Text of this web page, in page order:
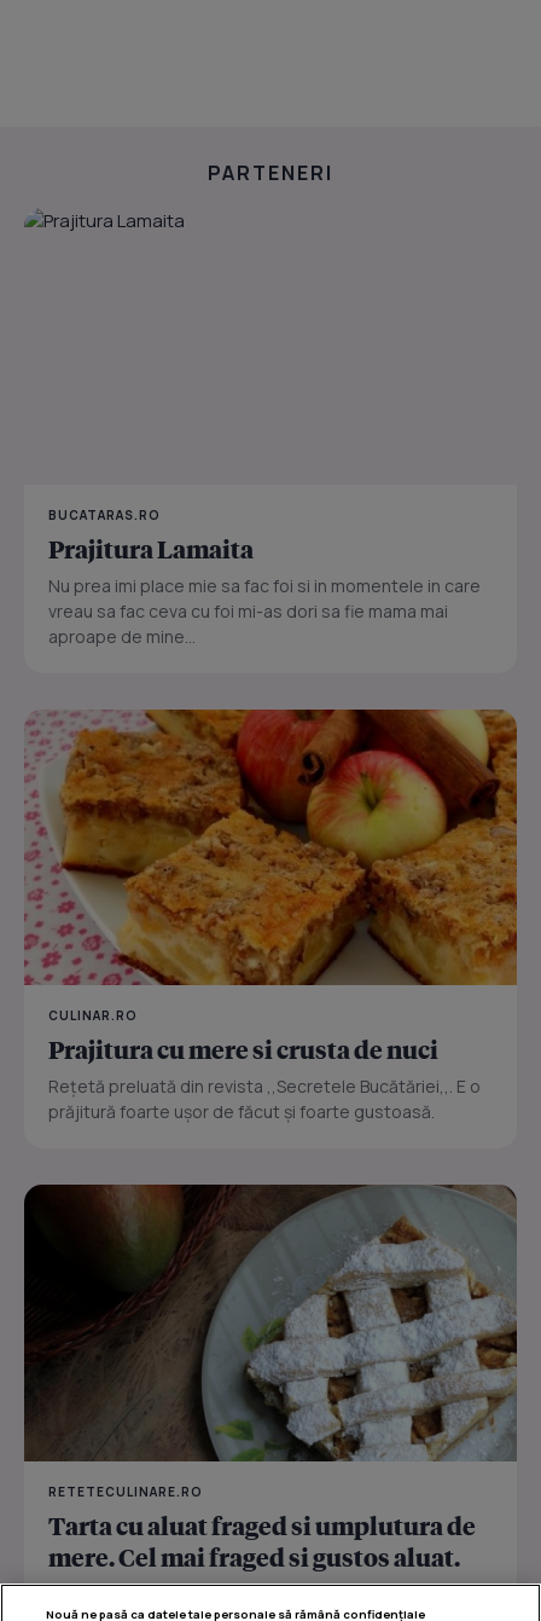
PARTENERI
BUCATARAS.RO
Prajitura Lamaita
Nu prea imi place mie sa fac foi si in momentele in care
vreau sa fac ceva cu foi mi-as dori sa fie mama mai
aproape de mine...
CULINAR.RO
Prajitura cu mere si crusta de nuci
Reţetă preluată din revista ,,Secretele Bucătăriei,,. E o
prăjitură foarte uşor de făcut şi foarte gustoasă.
RETETECULINARE.RO
Tarta cu aluat fraged si umplutura de
mere. Cel mai fraged si gustos aluat.
O minunata minunata tarta cu aluat crocant și umplutură
Nouă ne pasă ca datele tale personale să rămână confidențiale